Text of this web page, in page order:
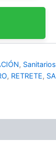
, Sanitarios
, RETRETE,